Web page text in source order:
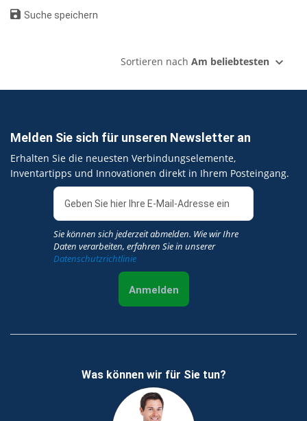
Suche speichern
Sortieren nach Am beliebtesten
Melden Sie sich für unseren Newsletter an
Erhalten Sie die neuesten Verbindungselemente,
Inventartipps und Innovationen direkt in Ihrem Posteingang.
Sie können sich jederzeit abmelden. Wie wir Ihre
Daten verarbeiten, erfahren Sie in unserer
Datenschutzrichtlinie
Anmelden
Was können wir für Sie tun?